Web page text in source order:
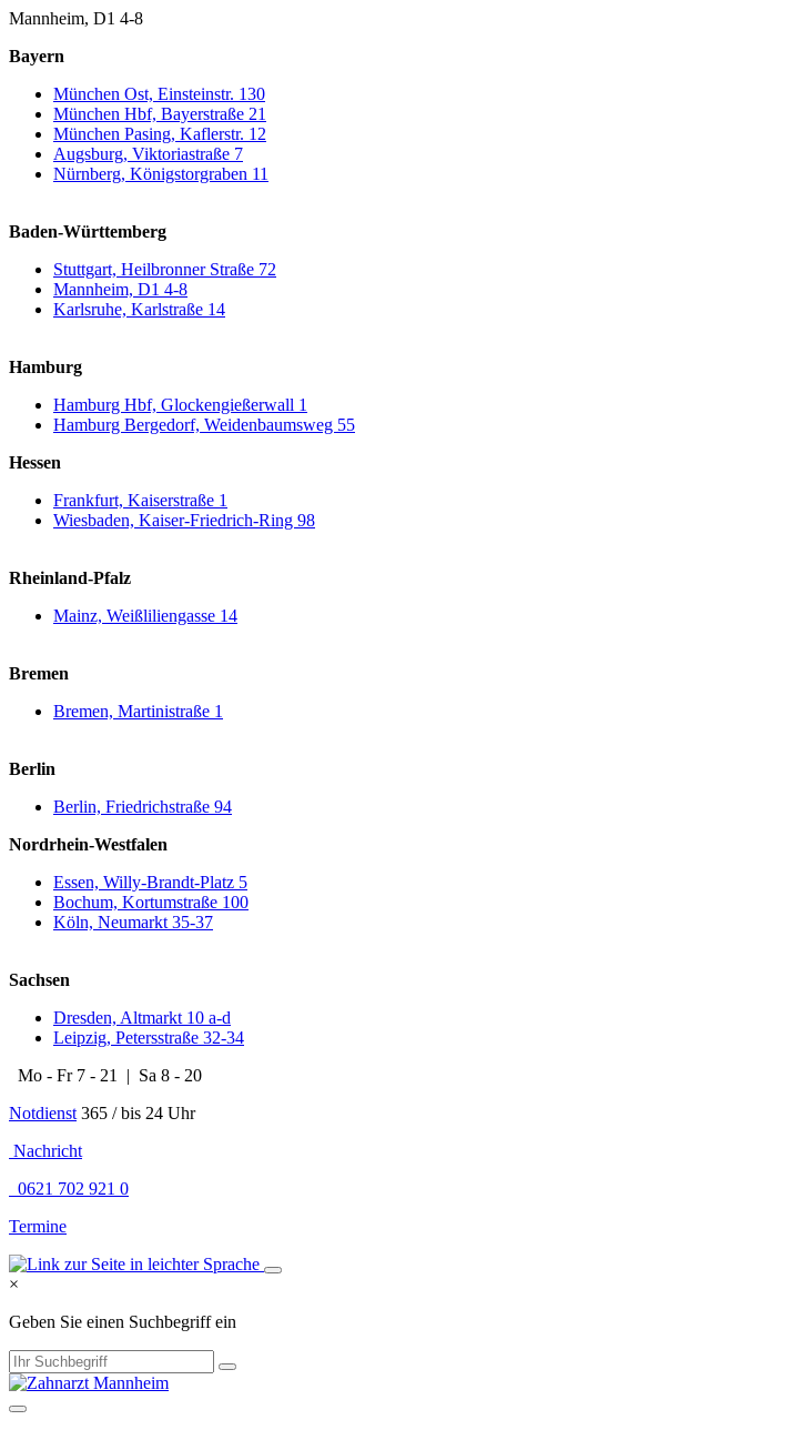
Mannheim, D1 4-8
Bayern
München Ost, Einsteinstr. 130
München Hbf, Bayerstraße 21
München Pasing, Kaflerstr. 12
Augsburg, Viktoriastraße 7
Nürnberg, Königstorgraben 11
Baden-Württemberg
Stuttgart, Heilbronner Straße 72
Mannheim, D1 4-8
Karlsruhe, Karlstraße 14
Hamburg
Hamburg Hbf, Glockengießerwall 1
Hamburg Bergedorf, Weidenbaumsweg 55
Hessen
Frankfurt, Kaiserstraße 1
Wiesbaden, Kaiser-Friedrich-Ring 98
Rheinland-Pfalz
Mainz, Weißliliengasse 14
Bremen
Bremen, Martinistraße 1
Berlin
Berlin, Friedrichstraße 94
Nordrhein-Westfalen
Essen, Willy-Brandt-Platz 5
Bochum, Kortumstraße 100
Köln, Neumarkt 35-37
Sachsen
Dresden, Altmarkt 10 a-d
Leipzig, Petersstraße 32-34
Mo - Fr 7 - 21 | Sa 8 - 20
Notdienst 365 / bis 24 Uhr
​​​ Nachricht
0621 702 921 0
Termine
×
Geben Sie einen Suchbegriff ein